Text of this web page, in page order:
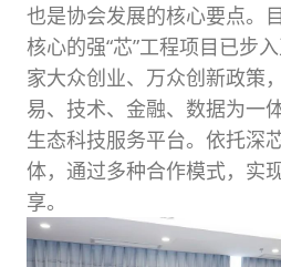
也是协会发展的核心要点。
核心的强“芯”工程项目已步
家大众创业、万众创新政策
易、技术、金融、数据为一
生态科技服务平台。依托深
体，通过多种合作模式，实
享。